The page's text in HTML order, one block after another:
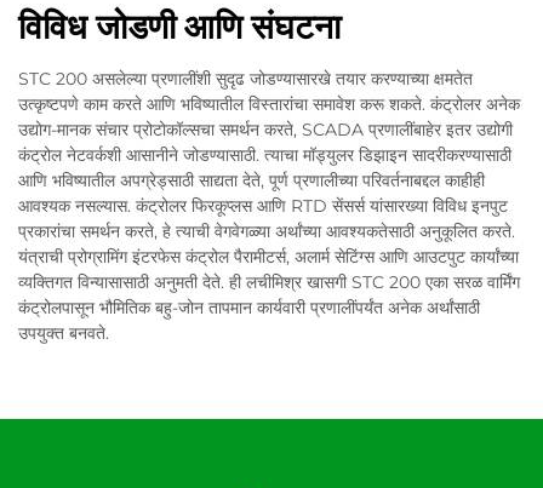
विविध जोडणी आणि संघटना
STC 200 असलेल्या प्रणालींशी सुदृढ जोडण्यासारखे तयार करण्याच्या क्षमतेत
उत्कृष्टपणे काम करते आणि भविष्यातील विस्तारांचा समावेश करू शकते. कंट्रोलर अनेक
उद्योग-मानक संचार प्रोटोकॉल्सचा समर्थन करते, SCADA प्रणालींबाहेर इतर उद्योगी
कंट्रोल नेटवर्कशी आसानीने जोडण्यासाठी. त्याचा मॉड्युलर डिझाइन सादरीकरण्यासाठी
आणि भविष्यातील अपग्रेड्साठी साद्यता देते, पूर्ण प्रणालीच्या परिवर्तनाबद्दल काहीही
आवश्यक नसल्यास. कंट्रोलर फिरकूप्लस आणि RTD सेंसर्स यांसारख्या विविध इनपुट
प्रकारांचा समर्थन करते, हे त्याची वेगवेगळ्या अर्थांच्या आवश्यकतेसाठी अनुकूलित करते.
यंत्राची प्रोग्रामिंग इंटरफेस कंट्रोल पैरामीटर्स, अलार्म सेटिंग्स आणि आउटपुट कार्यांच्या
व्यक्तिगत विन्यासासाठी अनुमती देते. ही लचीमिश्र खासगी STC 200 एका सरळ वार्मिंग
कंट्रोलपासून भौमितिक बहु-जोन तापमान कार्यवारी प्रणालींपर्यंत अनेक अर्थांसाठी
उपयुक्त बनवते.